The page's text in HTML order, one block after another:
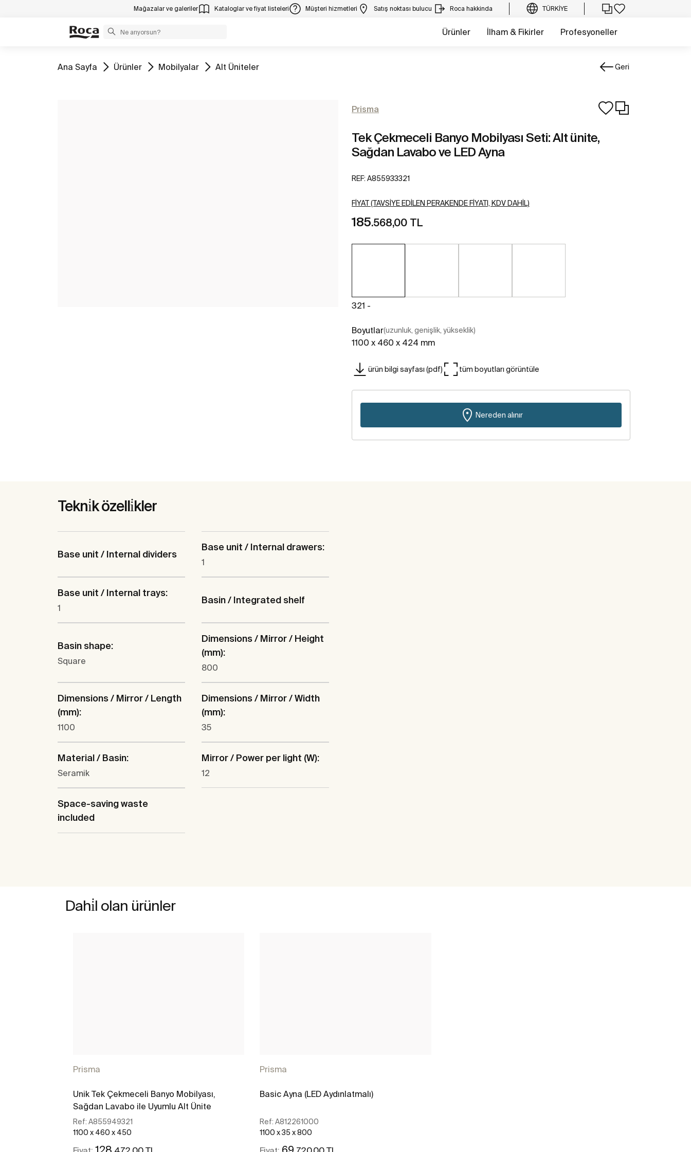
Mağazalar ve galeriler Kataloglar ve fiyat listeleri Müşteri hizmetleri Satış noktası bulucu Roca hakkinda TÜRKIYE
Ürünler İlham & Fikirler Profesyoneller
Tüm
Ana Sayfa Tüm
Ürünler Tüm
Mobilyalar Tüm
Alt Üniteler Geri
Prisma
Tek Çekmeceli Banyo Mobilyası Seti: Alt ünite,
Sağdan Lavabo ve LED Ayna
REF: A855933321
FIYAT (TAVSIYE EDILEN PERAKENDE FIYATI, KDV DAHIL)
185.568,00 TL
321 -
Boyutlar(uzunluk, genişlik, yükseklik)
1100 x 460 x 424 mm
ürün bilgi sayfası (pdf) tüm boyutları görüntüle
Nereden alınır
Tekni̇k özelli̇kler
Base unit / Internal dividers
Base unit / Internal drawers:
1
Base unit / Internal trays:
1
Basin / Integrated shelf
Basin shape:
Square
Dimensions / Mirror / Height
(mm):
800
Dimensions / Mirror / Length
(mm):
1100
Dimensions / Mirror / Width
(mm):
35
Material / Basin:
Seramik
Mirror / Power per light (W):
12
Space-saving waste
included
Dahi̇l olan ürünler
Prisma
Unik Tek Çekmeceli Banyo Mobilyası,
Sağdan Lavabo ile Uyumlu Alt Ünite
Ref: A855949321
1100 x 460 x 450
128 .472,00 TL
Prisma
Basic Ayna (LED Aydınlatmalı)
Ref:A812261000
1100 x 35 x 800
69 .720,00 TL